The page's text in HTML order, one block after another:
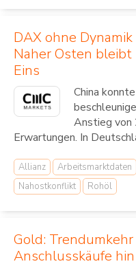
DAX ohne
Naher Osten
Eins
China
Anstieg von
Erwartungen. In
Allianz Arbeitsmarktdaten
Nahostkonflikt
Rohöl
Gold:
Anschlusskäufe hin